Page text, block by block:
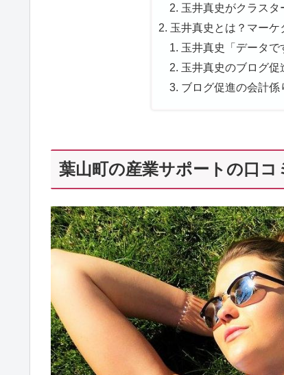
玉井真史がクラス
玉井真史とは？マー
玉井真史「データで
玉井真史のブログ
ブログ促進の会計
葉山町の産業サポートの口コ